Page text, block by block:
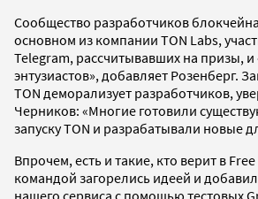
Сообщество разработчиков
основном из компании TON Labs,
Telegram, рассчитывавших на призы,
энтузиастов», добавляет Розенберг.
TON деморализует разработчиков,
Черников: «Многие готовили
запуску TON и разрабатывали новые
Впрочем, есть и такие, кто верит в
командой загорелись идеей и
нашего сервиса с помощью тестовых